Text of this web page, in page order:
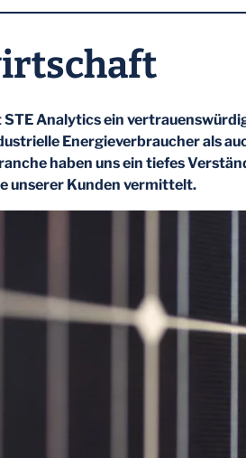
STE Analytics ein
Energieverbraucher als
haben uns ein tiefes
unserer Kunden vermittelt.